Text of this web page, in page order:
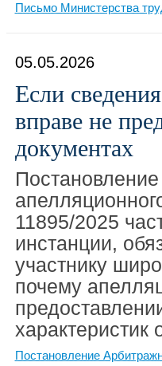
Письмо Министерства
05.05.2026
Если
вправе не
документах
11895/2025
инстанции,
участнику
почему
характеристик
Постановление